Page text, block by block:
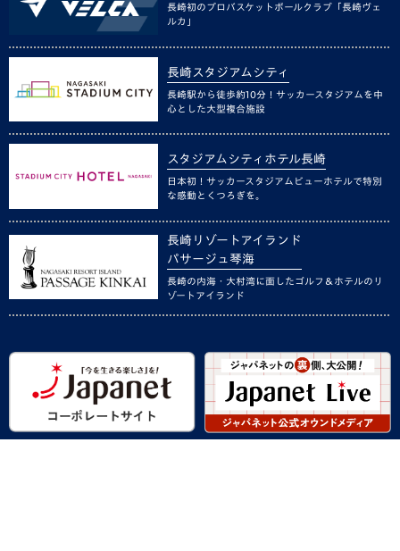
長崎初のプロバスケットボールクラブ「長崎ヴェ
ルカ」
長崎スタジアムシティ
長崎駅から徒歩約10分！サッカースタジアムを中
心とした大型複合施設
スタジアムシティホテル長崎
日本初！サッカースタジアムビューホテルで特別
な感動とくつろぎを。
長崎リゾートアイランド
パサージュ琴海
長崎の内海・大村湾に面したゴルフ＆ホテルのリ
ゾートアイランド